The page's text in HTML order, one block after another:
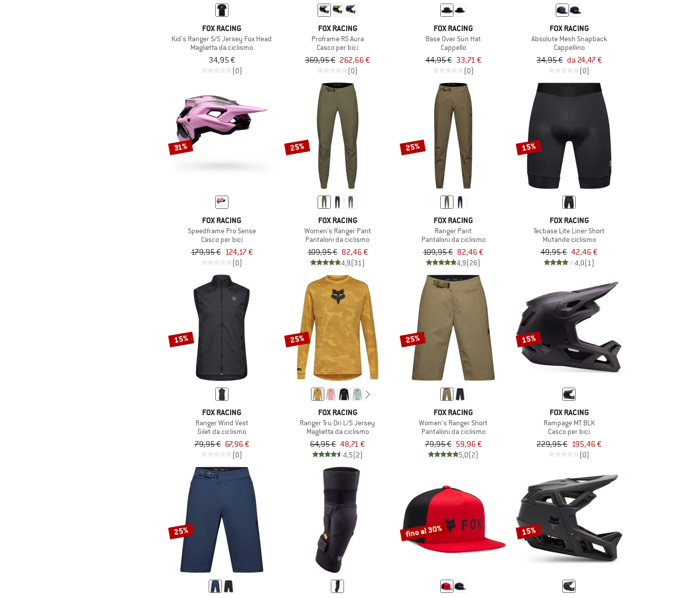
FOX RACING
Kid's Ranger S/S Jersey Fox Head
Maglietta da ciclismo
34,95 €
(0)
FOX RACING
Proframe RS Aura
Casco per bici
369,95 € 262,66 €
(0)
FOX RACING
Base Over Sun Hat
Cappello
44,95 € 33,71 €
(0)
FOX RACING
Absolute Mesh Snapback
Cappellino
34,95 € da 24,47 €
(0)
31%
FOX RACING
Speedframe Pro Sense
Casco per bici
179,95 € 124,17 €
(0)
25%
FOX RACING
Women's Ranger Pant
Pantaloni da ciclismo
109,95 € 82,46 €
4,9(31)
25%
FOX RACING
Ranger Pant
Pantaloni da ciclismo
109,95 € 82,46 €
4,9(26)
15%
FOX RACING
Tecbase Lite Liner Short
Mutande ciclismo
49,95 € 42,46 €
4,0(1)
15%
FOX RACING
Ranger Wind Vest
Gilet da ciclismo
79,95 € 67,96 €
(0)
25%
FOX RACING
Ranger Tru Dri L/S Jersey
Maglietta da ciclismo
64,95 € 48,71 €
4,5(2)
25%
FOX RACING
Women's Ranger Short
Pantaloni da ciclismo
79,95 € 59,96 €
5,0(2)
15%
FOX RACING
Rampage MT BLK
Casco per bici
229,95 € 195,46 €
(0)
25% fino al 30% 15%